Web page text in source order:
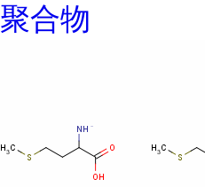
聚合物